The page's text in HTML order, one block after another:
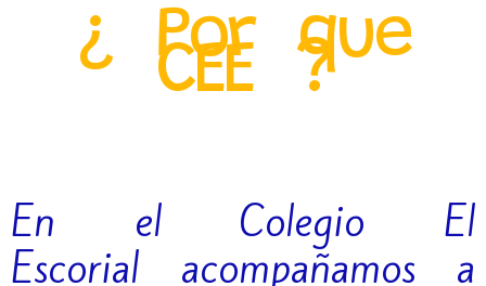
¿ Por que
CEE ?
En el Colegio El
Escorial acompañamos a